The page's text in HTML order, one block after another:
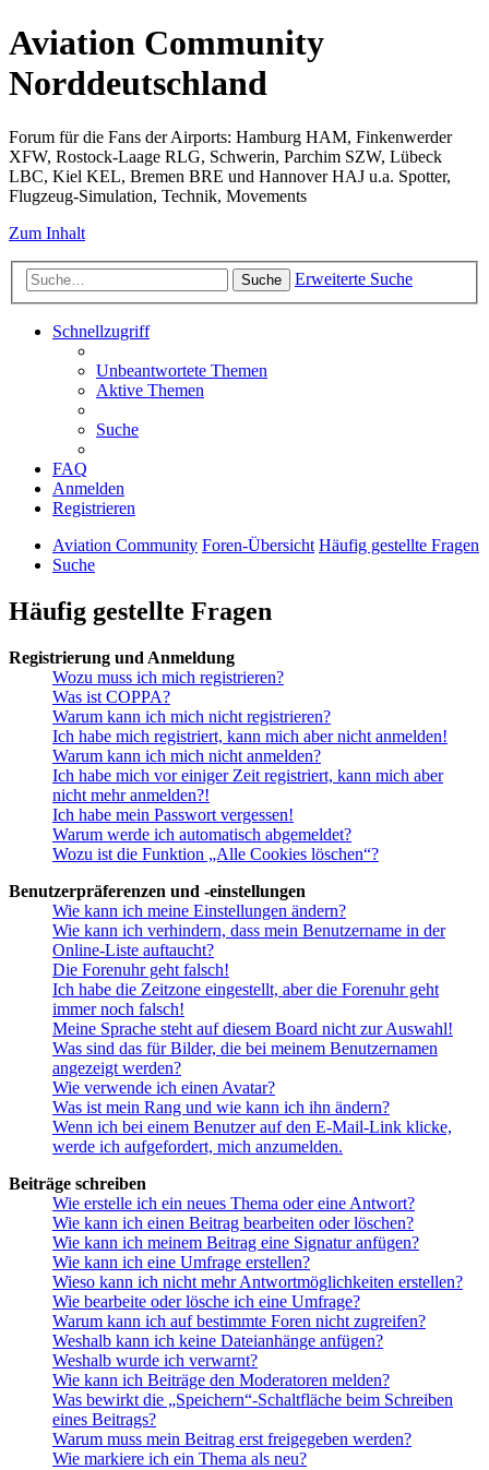
Aviation Community
Norddeutschland
Forum für die Fans der Airports: Hamburg HAM, Finkenwerder
XFW, Rostock-Laage RLG, Schwerin, Parchim SZW, Lübeck
LBC, Kiel KEL, Bremen BRE und Hannover HAJ u.a. Spotter,
Flugzeug-Simulation, Technik, Movements
Zum Inhalt
Suche Erweiterte Suche
Schnellzugriff
Unbeantwortete Themen
Aktive Themen
Suche
FAQ
Anmelden
Registrieren
Aviation Community Foren-Übersicht Häufig gestellte Fragen
Suche
Häufig gestellte Fragen
Registrierung und Anmeldung
Wozu muss ich mich registrieren?
Was ist COPPA?
Warum kann ich mich nicht registrieren?
Ich habe mich registriert, kann mich aber nicht anmelden!
Warum kann ich mich nicht anmelden?
Ich habe mich vor einiger Zeit registriert, kann mich aber
nicht mehr anmelden?!
Ich habe mein Passwort vergessen!
Warum werde ich automatisch abgemeldet?
Wozu ist die Funktion „Alle Cookies löschen“?
Benutzerpräferenzen und -einstellungen
Wie kann ich meine Einstellungen ändern?
Wie kann ich verhindern, dass mein Benutzername in der
Online-Liste auftaucht?
Die Forenuhr geht falsch!
Ich habe die Zeitzone eingestellt, aber die Forenuhr geht
immer noch falsch!
Meine Sprache steht auf diesem Board nicht zur Auswahl!
Was sind das für Bilder, die bei meinem Benutzernamen
angezeigt werden?
Wie verwende ich einen Avatar?
Was ist mein Rang und wie kann ich ihn ändern?
Wenn ich bei einem Benutzer auf den E-Mail-Link klicke,
werde ich aufgefordert, mich anzumelden.
Beiträge schreiben
Wie erstelle ich ein neues Thema oder eine Antwort?
Wie kann ich einen Beitrag bearbeiten oder löschen?
Wie kann ich meinem Beitrag eine Signatur anfügen?
Wie kann ich eine Umfrage erstellen?
Wieso kann ich nicht mehr Antwortmöglichkeiten erstellen?
Wie bearbeite oder lösche ich eine Umfrage?
Warum kann ich auf bestimmte Foren nicht zugreifen?
Weshalb kann ich keine Dateianhänge anfügen?
Weshalb wurde ich verwarnt?
Wie kann ich Beiträge den Moderatoren melden?
Was bewirkt die „Speichern“-Schaltfläche beim Schreiben
eines Beitrags?
Warum muss mein Beitrag erst freigegeben werden?
Wie markiere ich ein Thema als neu?